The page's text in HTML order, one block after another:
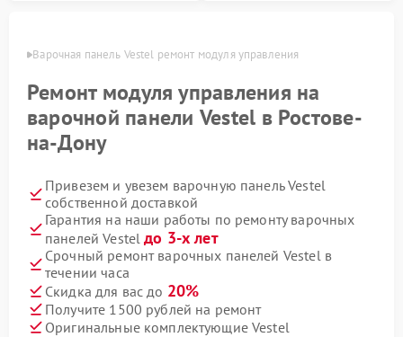
Варочная панель Vestel ремонт модуля управления
Ремонт модуля управления на
варочной панели Vestel в Ростове-
на-Дону
Привезем и увезем варочную панель Vestel
собственной доставкой
Гарантия на наши работы по ремонту варочных
панелей Vestelдо 3-х лет
Срочный ремонт варочных панелей Vestel в
течении часа
Скидка для вас до 20%
Получите 1500 рублей на ремонт
Оригинальные комплектующие Vestel